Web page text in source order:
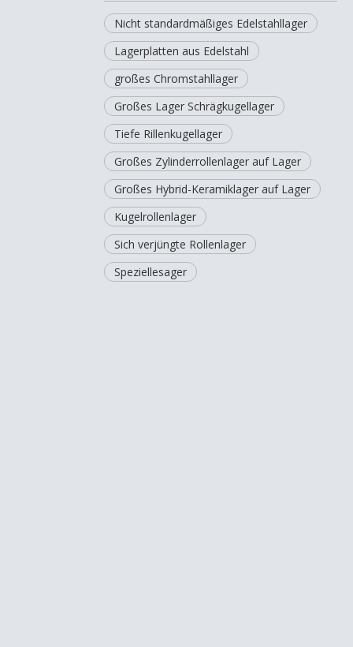
Nicht standardmäßiges Edelstahllager
Lagerplatten aus Edelstahl
großes Chromstahllager
Großes Lager Schrägkugellager
Tiefe Rillenkugellager
Großes Zylinderrollenlager auf Lager
Großes Hybrid-Keramiklager auf Lager
Kugelrollenlager
Sich verjüngte Rollenlager
Speziellesager